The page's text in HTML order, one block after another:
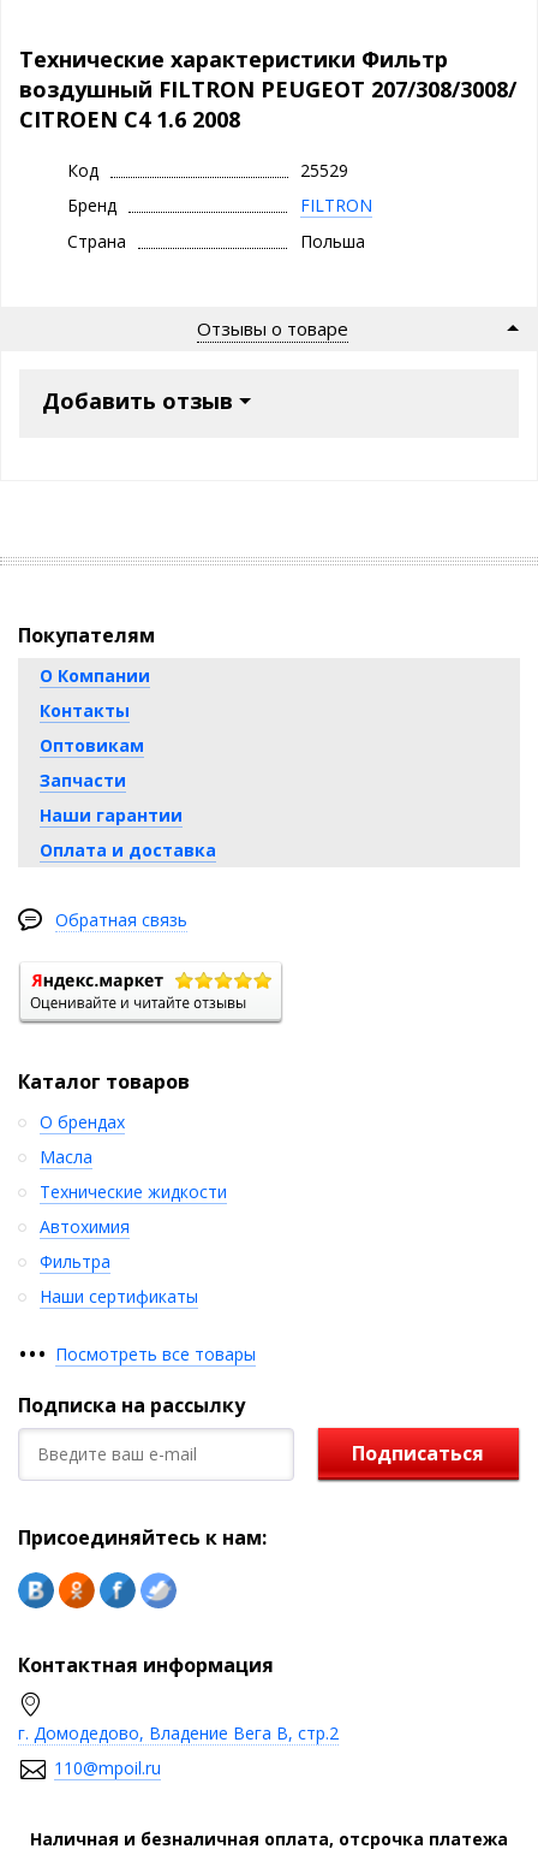
Технические характеристики Фильтр
воздушный FILTRON PEUGEOT 207/308/3008/
CITROEN C4 1.6 2008
Код
25529
Бренд
FILTRON
Страна
Польша
Отзывы о товаре
Добавить отзыв
Покупателям
О Компании
Контакты
Оптовикам
Запчасти
Наши гарантии
Оплата и доставка
Обратная связь
Каталог товаров
О брендах
Масла
Технические жидкости
Автохимия
Фильтра
Наши сертификаты
••• Посмотреть все товары
Подписка на рассылку
Подписаться
Присоединяйтесь к нам:
Контактная информация
г. Домодедово, Владение Вега В, стр.2
110@mpoil.ru
Наличная и безналичная оплата, отсрочка платежа